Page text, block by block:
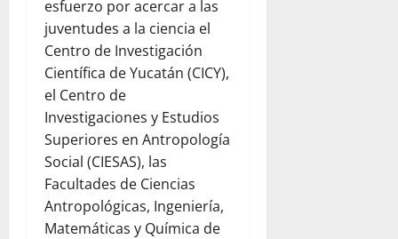
esfuerzo por acercar a las
juventudes a la ciencia el
Centro de Investigación
Científica de Yucatán (CICY),
el Centro de
Investigaciones y Estudios
Superiores en Antropología
Social (CIESAS), las
Facultades de Ciencias
Antropológicas, Ingeniería,
Matemáticas y Química de